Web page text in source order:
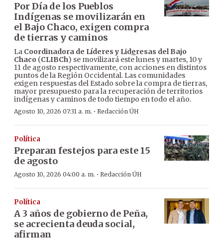
Por Día de los Pueblos
Indígenas se movilizarán en
el Bajo Chaco, exigen compra
de tierras y caminos
La Coordinadora de Líderes y Lideresas del Bajo
Chaco (CLIBCh) se movilizará este lunes y martes, 10 y
11 de agosto respectivamente, con acciones en distintos
puntos de la Región Occidental. Las comunidades
exigen respuestas del Estado sobre la compra de tierras,
mayor presupuesto para la recuperación de territorios
indígenas y caminos de todo tiempo en todo el año.
Agosto 10, 2026 07:31 a. m. · Redacción ÚH
Política
Preparan festejos para este 15
de agosto
Agosto 10, 2026 04:00 a. m. · Redacción ÚH
Política
A 3 años de gobierno de Peña,
se acrecienta deuda social,
afirman